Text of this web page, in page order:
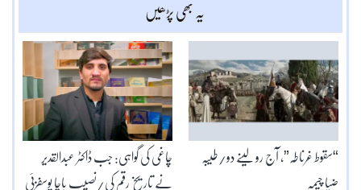
یہ بھی پڑھیں
چاغی کی گواہی: جب ڈاکٹر عبدالقدیر
نے تاریخ رقم کی/نصیب باچا یوسفزئی
“سقوط غرناطہ”، آج رو لینے دو/طیبہ
ضیا چیمہ